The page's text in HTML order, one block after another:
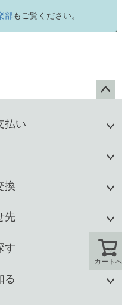
部もご覧ください。
ップ
払い
換
先
す
る
カートへ